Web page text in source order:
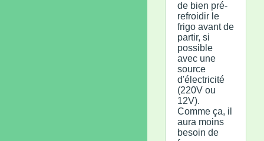
de bien pré-
refroidir le
frigo avant de
partir, si
possible
avec une
source
d'électricité
(220V ou
12V).
Comme ça, il
aura moins
besoin de